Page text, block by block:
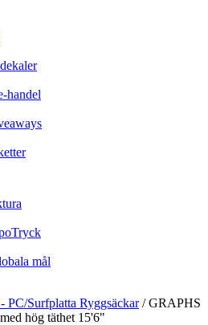
handel
mål
PC/Surfplatta Ryggsäckar/GRAPHS
hög täthet 15'6"